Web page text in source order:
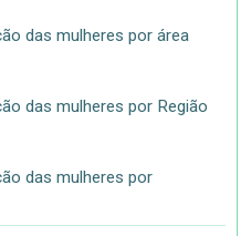
das mulheres por área
das mulheres por Região
das mulheres por